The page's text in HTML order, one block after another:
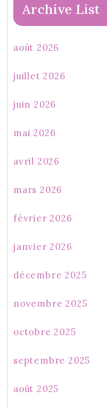
Archive List
août 2026
juillet 2026
juin 2026
mai 2026
avril 2026
mars 2026
février 2026
janvier 2026
décembre 2025
novembre 2025
octobre 2025
septembre 2025
août 2025